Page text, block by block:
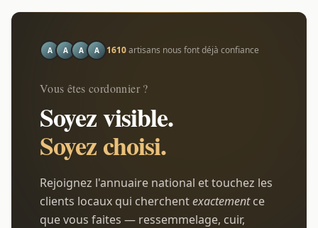
A A A A 1610artisans nous font déjà confiance
Vous êtes cordonnier ?
Soyez visible.
Soyez choisi.
Rejoignez l'annuaire national et touchez les
clients locaux qui cherchentexactementce
que vous faites — ressemmelage, cuir,